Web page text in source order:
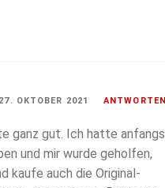
27. OKTOBER 2021 ANTWORTEN
ganz gut. Ich hatte anfangs
und mir wurde geholfen,
kaufe auch die Original-